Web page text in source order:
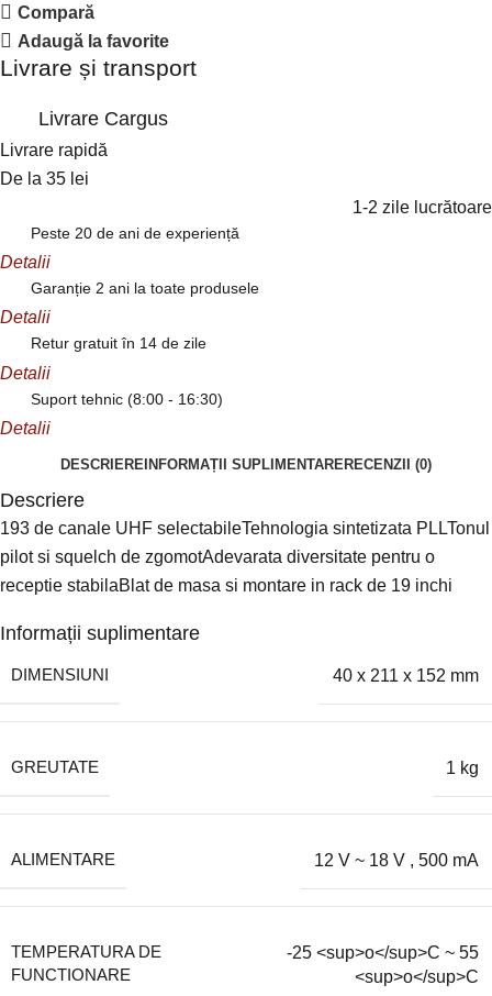
Compară
Adaugă la favorite
Livrare și transport
Livrare Cargus
Livrare rapidă
De la 35 lei
1-2 zile lucrătoare
Peste 20 de ani de experiență
Detalii
Garanție 2 ani la toate produsele
Detalii
Retur gratuit în 14 de zile
Detalii
Suport tehnic (8:00 - 16:30)
Detalii
DESCRIERE INFORMAȚII SUPLIMENTARERECENZII (0)
Descriere
193 de canale UHF selectabileTehnologia sintetizata PLLTonul
pilot si squelch de zgomotAdevarata diversitate pentru o
receptie stabilaBlat de masa si montare in rack de 19 inchi
Informații suplimentare
DIMENSIUNI 40 x 211 x 152 mm
GREUTATE 1 kg
ALIMENTARE 12 V ~ 18 V , 500 mA
TEMPERATURA DE
FUNCTIONARE
-25 <sup>o</sup>C ~ 55
<sup>o</sup>C